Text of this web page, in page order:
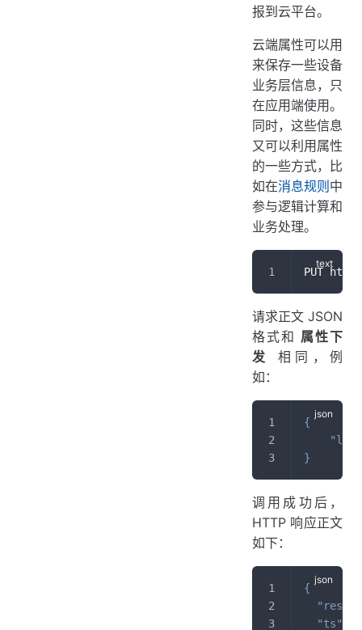
报到云平台。
云端属性可以用
来保存一些设备
业务层信息，只
在应用端使用。
同时，这些信息
又可以利用属性
的一些方式，比
如在消息规则中
参与逻辑计算和
业务处理。
PUT
请求正文 JSON
格式和 属性下
发
相同，例
如：
{
}
调用成功后，
HTTP 响应正文
如下：
{
"ts"